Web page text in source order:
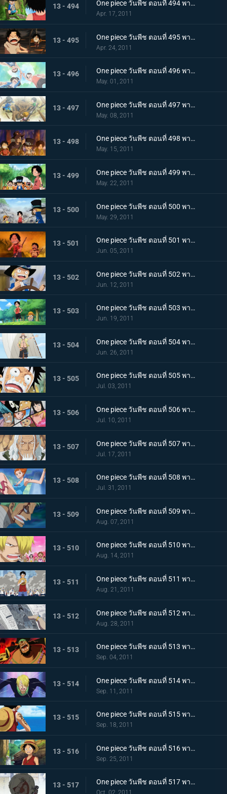
13 - 494 One piece วันพีช ตอนที่ 494 พากย์ไทย ซาโบะปรากฏตัว! เด็กชายจากเกรย์ เทอร์มินอล
Apr. 17, 2011
13 - 495 One piece วันพีช ตอนที่ 495 พากย์ไทย ฉันจะไม่หนี! การช่วยเหลืออันแน่วแน่ของเอส
Apr. 24, 2011
13 - 496 One piece วันพีช ตอนที่ 496 พากย์ไทย สักวัน! จะออกทะเล จอกสาบานของสามตัวแสบ
May. 01, 2011
13 - 497 One piece วันพีช ตอนที่ 497 พากย์ไทย บอกลากลุ่มดาดัน! สร้างฐานลับเสร็จแล้ว
May. 08, 2011
13 - 498 One piece วันพีช ตอนที่ 498 พากย์ไทย ลูฟี่ขอเป็นศิษย์!? ชายผู้เคยต่อสู้กับราชาโจรสลัด!
May. 15, 2011
13 - 499 One piece วันพีช ตอนที่ 499 พากย์ไทย ตัดสินกับเสือยักษ์! ใครกันที่จะได้เป็นกัปตัน!
May. 22, 2011
13 - 500 One piece วันพีช ตอนที่ 500 พากย์ไทย อิสระที่ถูกชิงไป! กับดักของขุนนางที่บีบคั้นสามพี่น้อง
May. 29, 2011
13 - 501 One piece วันพีช ตอนที่ 501 พากย์ไทย ไฟที่ถูกจุดขึ้น! เกรย์!เทอมินอล ตกอยู่ในอันตราย
Jun. 05, 2011
13 - 502 One piece วันพีช ตอนที่ 502 พากย์ไทย อิสระอยู่แห่งหนใด!? การออกเรือที่แสนเศร้าของเด็กชาย
Jun. 12, 2011
13 - 503 One piece วันพีช ตอนที่ 503 พากย์ไทย ฝากดูแลด้วย! จดหมายที่พี่น้องทิ้งไว้!
Jun. 19, 2011
13 - 504 One piece วันพีช ตอนที่ 504 พากย์ไทย เพื่อบรรลุคำสัญญา ! การออกเดินทางของแต่ละคน!
Jun. 26, 2011
13 - 505 One piece วันพีช ตอนที่ 505 พากย์ไทย อยากเจอพรรคพวก! เสียงตะโกนทั้งน้ำตาของลูฟี่
Jul. 03, 2011
13 - 506 One piece วันพีช ตอนที่ 506 พากย์ไทย กลุ่มหมวกฟางตกตะลึง! ข่าวร้ายที่มาเยือน
Jul. 10, 2011
13 - 507 One piece วันพีช ตอนที่ 507 พากย์ไทย พบราชานรกเรย์ลี่อีกครั้ง ได้เวลาลูฟี่ตัดสินใจ
Jul. 17, 2011
13 - 508 One piece วันพีช ตอนที่ 508 พากย์ไทย กลับไปหากัปตัน การหนีจากเกาะท้องฟ้าและคดีที่เกาะฤดูหนาว
Jul. 31, 2011
13 - 509 One piece วันพีช ตอนที่ 509 พากย์ไทย การติดต่อ! ยอดนักดาบมิฮอร์ค โซโลทุ่มพลังใจสู้สุดชีวิต
Aug. 07, 2011
13 - 510 One piece วันพีช ตอนที่ 510 พากย์ไทย ความทรมานของซันจิ! ราชินีผู้กลับคืนสู่อาณาจักร
Aug. 14, 2011
13 - 511 One piece วันพีช ตอนที่ 511 พากย์ไทย การขึ้นฝั่งอีกครั้งที่น่าเหลือเชื่อ! ลูฟี่ ไปยังศูนย์ใหญ่กองทัพเรือ!
Aug. 21, 2011
13 - 512 One piece วันพีช ตอนที่ 512 พากย์ไทย จงไปถึงพรรคพวก!! ข่าวใหญ่ที่ดังไปทั่วโลก
Aug. 28, 2011
13 - 513 One piece วันพีช ตอนที่ 513 พากย์ไทย เหล่าโจรสลัดเคลื่อนไหว!!! นิวเวิลด์เริ่มสั่นสะเทือน!
Sep. 04, 2011
13 - 514 One piece วันพีช ตอนที่ 514 พากย์ไทย เอาชีวิตรอดจากขุมนรก!!! การดวลที่เดิมพันด้วยความเป็นชายของซันจิ
Sep. 11, 2011
13 - 515 One piece วันพีช ตอนที่ 515 พากย์ไทย ต้องเก่งยิ่งขึ้นไปอีก!! คำสาบานของโซโลต่อกัปตัน!
Sep. 18, 2011
13 - 516 One piece วันพีช ตอนที่ 516 พากย์ไทย ลูฟี่เริ่มฝึกวิชา! ไปยังสถานที่แห่งสัญญาใน 2 ปีให้หลัง
Sep. 25, 2011
13 - 517 One piece วันพีช ตอนที่ 517 พากย์ไทย เปิดม่านบทใหม่! กลุ่มหมวกฟางรวมตัวกันอีกครั้ง